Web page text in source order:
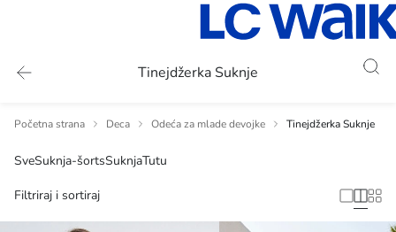
Tinejdžerka Suknje
Početna strana Deca Odeća za mlade devojke Tinejdžerka Suknje
SveSuknja-šortsSuknjaTutu
Filtriraj i sortiraj